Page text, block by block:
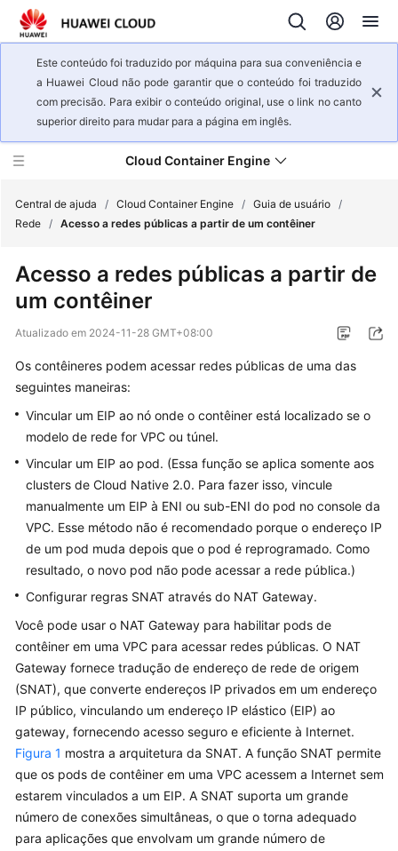
Este conteúdo foi traduzido por máquina para sua conveniência e
a Huawei Cloud não pode garantir que o conteúdo foi traduzido
com precisão. Para exibir o conteúdo original, use o link no canto
superior direito para mudar para a página em inglês.
Cloud Container Engine
geral
de
Primeiros
passos
Guia
de
usuário
Operações
de
risco
e
soluções
Nós
Pools
de
nós
Cargas
de
trabalho
Central de ajuda / Cloud Container Engine / Guia de usuário /
Rede / Acesso a redes públicas a partir de um contêiner
Acesso a redes públicas a partir de
um contêiner
Atualizado em 2024-11-28 GMT+08:00
Os contêineres podem acessar redes públicas de uma das
seguintes maneiras:
Vincular um EIP ao nó onde o contêiner está localizado se o
modelo de rede for VPC ou túnel.
Vincular um EIP ao pod. (Essa função se aplica somente aos
clusters de Cloud Native 2.0. Para fazer isso, vincule
manualmente um EIP à ENI ou sub-ENI do pod no console da
VPC. Esse método não é recomendado porque o endereço IP
de um pod muda depois que o pod é reprogramado. Como
resultado, o novo pod não pode acessar a rede pública.)
Configurar regras SNAT através do NAT Gateway.
Você pode usar o NAT Gateway para habilitar pods de
contêiner em uma VPC para acessar redes públicas. O NAT
Gateway fornece tradução de endereço de rede de origem
(SNAT), que converte endereços IP privados em um endereço
IP público, vinculando um endereço IP elástico (EIP) ao
gateway, fornecendo acesso seguro e eficiente à Internet.
Figura 1 mostra a arquitetura da SNAT. A função SNAT permite
que os pods de contêiner em uma VPC acessem a Internet sem
estarem vinculados a um EIP. A SNAT suporta um grande
número de conexões simultâneas, o que o torna adequado
para aplicações que envolvam um grande número de